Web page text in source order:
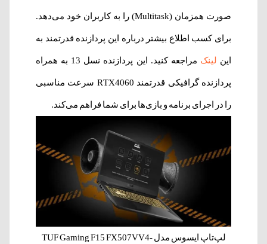
صورت همزمان (Multitask) را به کاربران خود می‌دهد.
برای کسب اطلاع بیشتر درباره این پردازنده قدرتمند به
این لینک مراجعه کنید. این پردازنده نسل 13 به همراه
پردازنده گرافیکی قدرتمند RTX4060 سرعت مناسبی
را در اجرای برنامه و بازی‌ها برای شما فراهم می‌کند.
لپ‌‌تاپ ایسوس مدل TUF Gaming F15 FX507VV4-